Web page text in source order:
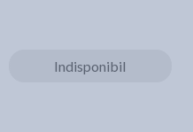
Indisponibil